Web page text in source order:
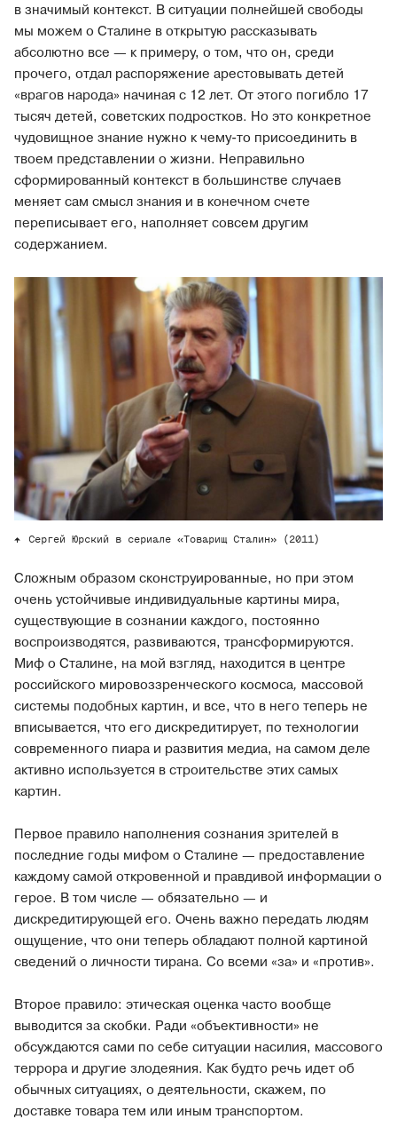
в значимый контекст. В ситуации полнейшей свободы
мы можем о Сталине в открытую рассказывать
абсолютно все — к примеру, о том, что он, среди
прочего, отдал распоряжение арестовывать детей
«врагов народа» начиная с 12 лет. От этого погибло 17
тысяч детей, советских подростков. Но это конкретное
чудовищное знание нужно к чему-то присоединить в
твоем представлении о жизни. Неправильно
сформированный контекст в большинстве случаев
меняет сам смысл знания и в конечном счете
переписывает его, наполняет совсем другим
содержанием.
Сергей Юрский в сериале «Товарищ Сталин» (2011)
Сложным образом сконструированные, но при этом
очень устойчивые индивидуальные картины мира,
существующие в сознании каждого, постоянно
воспроизводятся, развиваются, трансформируются.
Миф о Сталине, на мой взгляд, находится в центре
российского мировоззренческого космоса, массовой
системы подобных картин, и все, что в него теперь не
вписывается, что его дискредитирует, по технологии
современного пиара и развития медиа, на самом деле
активно используется в строительстве этих самых
картин.
Первое правило наполнения сознания зрителей в
последние годы мифом о Сталине — предоставление
каждому самой откровенной и правдивой информации о
герое. В том числе — обязательно — и
дискредитирующей его. Очень важно передать людям
ощущение, что они теперь обладают полной картиной
сведений о личности тирана. Со всеми «за» и «против».
Второе правило: этическая оценка часто вообще
выводится за скобки. Ради «объективности» не
обсуждаются сами по себе ситуации насилия, массового
террора и другие злодеяния. Как будто речь идет об
обычных ситуациях, о деятельности, скажем, по
доставке товара тем или иным транспортом.